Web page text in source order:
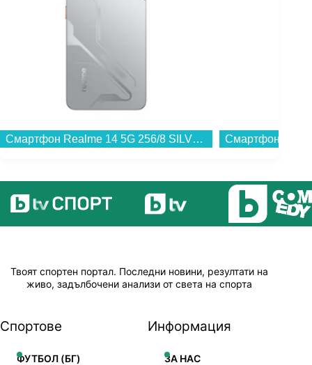
Смартфон Realme 14 5G 256/8 SILVER , 256 GB, 8 GB...
Твоят спортен портал. Последни новини, резултати на
живо, задълбочени анализи от света на спорта
Спортове
ФУТБОЛ (БГ)
Информация
ЗА НАС